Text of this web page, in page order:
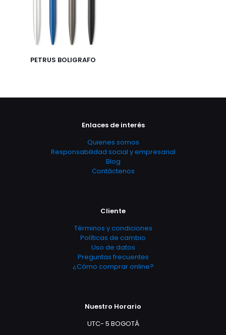
PETRUS BOLIGRAFO
Enlaces de interés
Quienes somos
Responsabilidad social y empresarial
Blog
Contáctenos
Cliente
Términos y condiciones
Políticas de cambio
Uso de datos
Preguntas frecuentes
¿Cómo comprar online?
Nuestro Horario
UTC- 5 BOGOTÁ